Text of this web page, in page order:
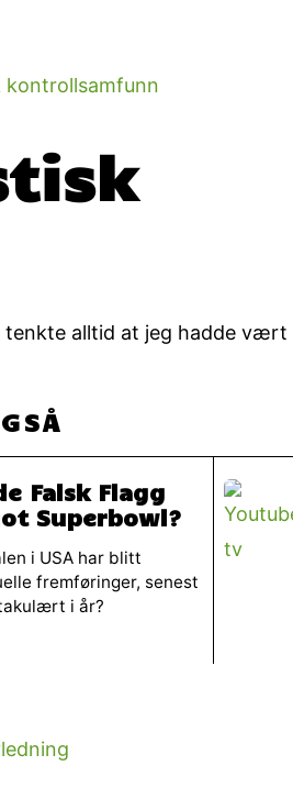
alltid at jeg hadde vært
Falsk Flagg
Superbowl?
i USA har blitt
fremføringer, senest
i år?